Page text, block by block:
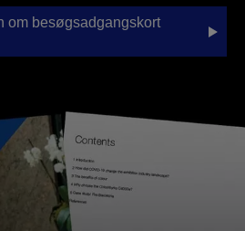
om besøgsadgangskort